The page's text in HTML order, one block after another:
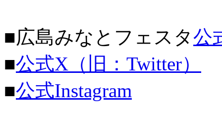
■広島みなとフェスタ公
■公式X（旧：Twitter）
■公式Instagram